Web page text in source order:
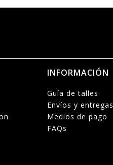
INFORMACIÓN
Guía de talles
Envíos y entregas
Medios de pago
FAQs